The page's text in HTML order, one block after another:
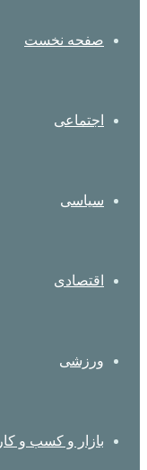
صفحه نخست
اجتماعی
سیاسی
اقتصادی
ورزشی
بازار و کسب و کار